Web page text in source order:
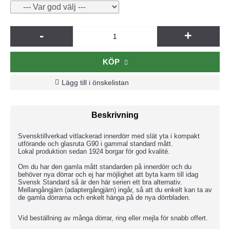
- +
KÖP
Lägg till i önskelistan
Beskrivning
Svensktillverkad vitlackerad innerdörr med slät yta i kompakt
utförande och glasruta G90 i gammal standard mått.
Lokal produktion sedan 1924 borgar för god kvalité.
Om du har den gamla mått standarden på innerdörr och du
behöver nya dörrar och ej har möjlighet att byta karm till idag
Svensk Standard så är den här serien ett bra alternativ.
Mellangångjärn (adaptergångjärn) ingår, så att du enkelt kan ta av
de gamla dörrarna och enkelt hänga på de nya dörrbladen.
Vid beställning av många dörrar, ring eller mejla för snabb offert.